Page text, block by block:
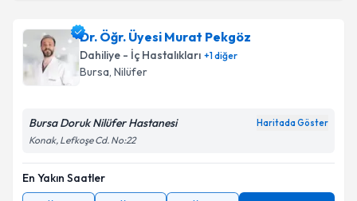
Dr. Öğr. Üyesi Murat Pekgöz
Dahiliye - İç Hastalıkları +1diğer
Bursa, Nilüfer
Bursa Doruk Nilüfer Hastanesi Haritada Göster
Konak, Lefkoşe Cd. No:22
En Yakın Saatler